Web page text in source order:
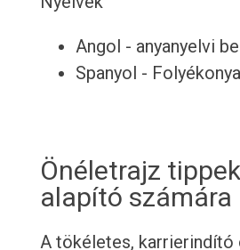
Angol - anyanyelvi
Spanyol -
Önéletrajz
alapító számára
A tökéletes, karrierindító